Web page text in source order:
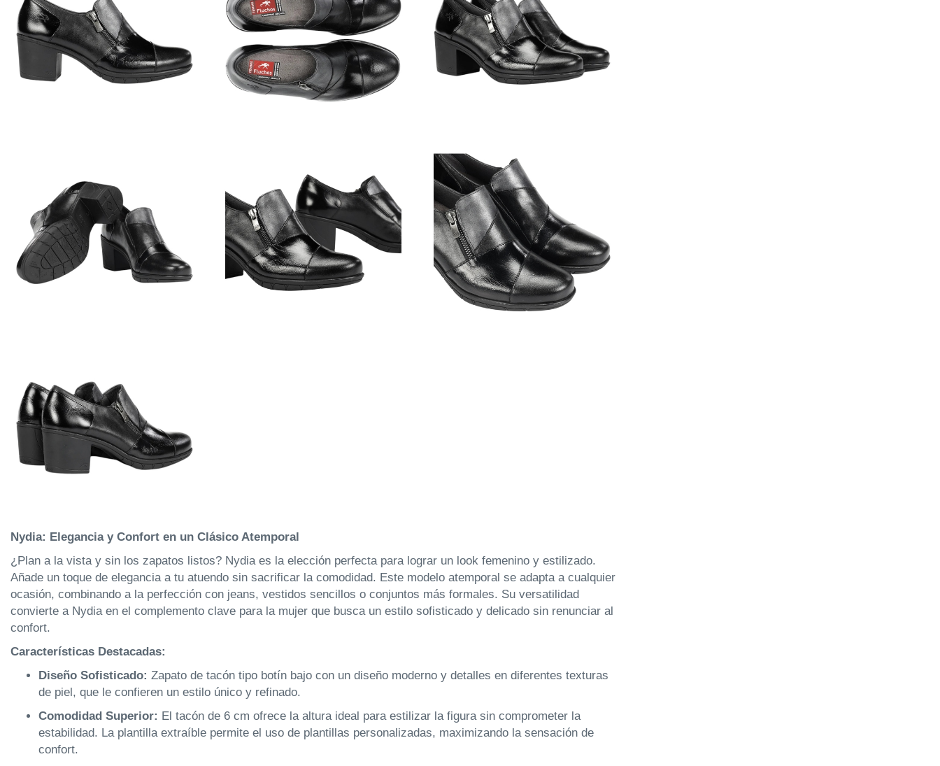
Nydia: Elegancia y Confort en un Clásico Atemporal
¿Plan a la vista y sin los zapatos listos? Nydia es la elección perfecta para lograr un look femenino y estilizado.
Añade un toque de elegancia a tu atuendo sin sacrificar la comodidad. Este modelo atemporal se adapta a cualquier
ocasión, combinando a la perfección con jeans, vestidos sencillos o conjuntos más formales. Su versatilidad
convierte a Nydia en el complemento clave para la mujer que busca un estilo sofisticado y delicado sin renunciar al
confort.
Características Destacadas:
Diseño Sofisticado: Zapato de tacón tipo botín bajo con un diseño moderno y detalles en diferentes texturas
de piel, que le confieren un estilo único y refinado.
Comodidad Superior: El tacón de 6 cm ofrece la altura ideal para estilizar la figura sin comprometer la
estabilidad. La plantilla extraíble permite el uso de plantillas personalizadas, maximizando la sensación de
confort.